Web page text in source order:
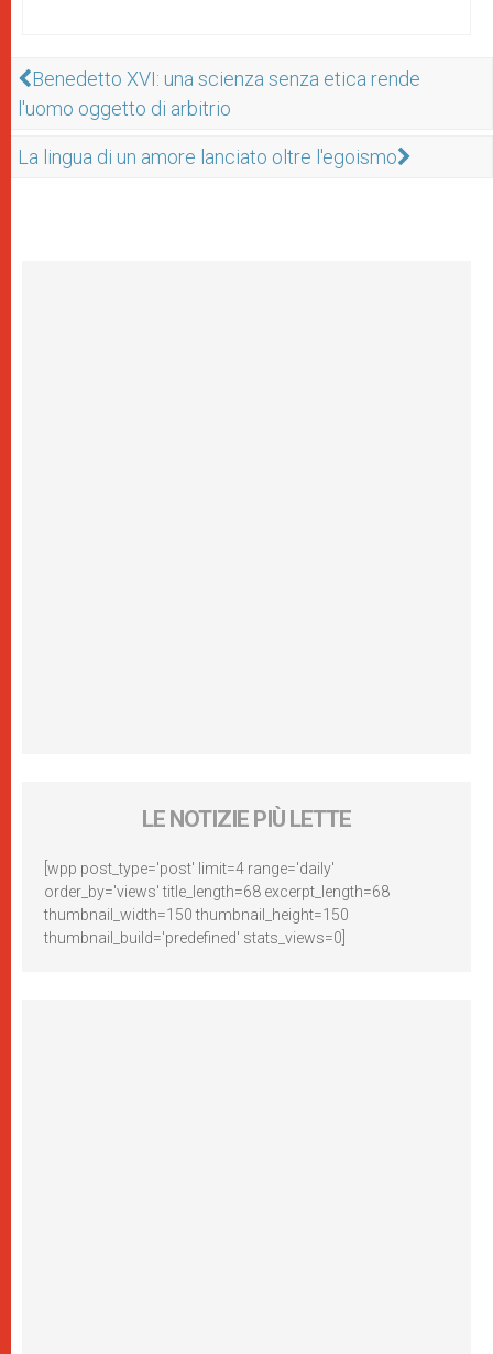
Benedetto XVI: una scienza senza etica rende
l'uomo oggetto di arbitrio
La lingua di un amore lanciato oltre l'egoismo
LE NOTIZIE PIÙ LETTE
[wpp post_type='post' limit=4 range='daily'
order_by='views' title_length=68 excerpt_length=68
thumbnail_width=150 thumbnail_height=150
thumbnail_build='predefined' stats_views=0]